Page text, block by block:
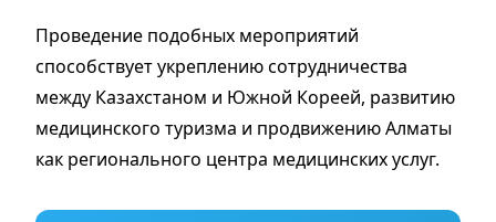
Проведение подобных мероприятий
способствует укреплению сотрудничества
между Казахстаном и Южной Кореей, развитию
медицинского туризма и продвижению Алматы
как регионального центра медицинских услуг.